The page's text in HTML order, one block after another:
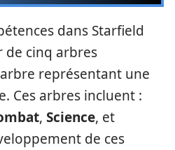
dans Starfield
de cinq arbres
représentant une
Ces arbres incluent :
, Science, et
de ces